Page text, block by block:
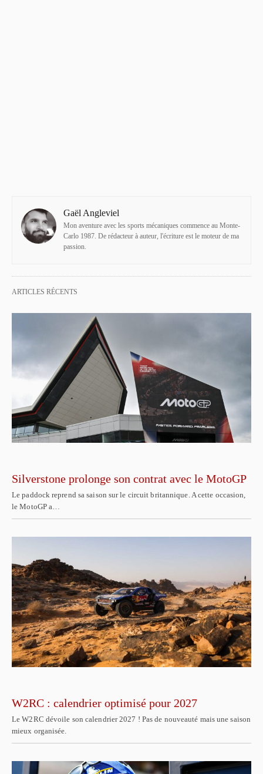
Gaël Angleviel
Mon aventure avec les sports mécaniques commence au Monte-
Carlo 1987. De rédacteur à auteur, l'écriture est le moteur de ma
passion.
ARTICLES RÉCENTS
Silverstone prolonge son contrat avec le MotoGP
Le paddock reprend sa saison sur le circuit britannique. A cette occasion,
le MotoGP a…
W2RC : calendrier optimisé pour 2027
Le W2RC dévoile son calendrier 2027 ! Pas de nouveauté mais une saison
mieux organisée.